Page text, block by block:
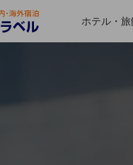
ホテル・